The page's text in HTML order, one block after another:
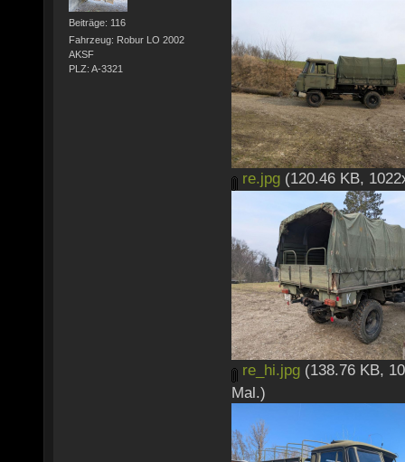
Beiträge: 116
Fahrzeug: Robur LO 2002
AKSF
PLZ: A-3321
re.jpg (120.46 KB,
re_hi.jpg (138.76 KB,
Mal.)